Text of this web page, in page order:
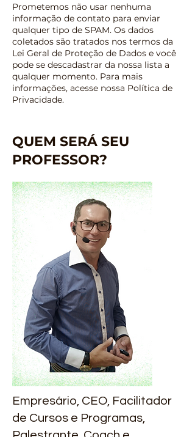
Prometemos não usar nenhuma
informação de contato para enviar
qualquer tipo de SPAM. Os dados
coletados são tratados nos termos da
Lei Geral de Proteção de Dados e você
pode se descadastrar da nossa lista a
qualquer momento. Para mais
informações, acesse nossa Política de
Privacidade.
QUEM SERÁ SEU
PROFESSOR?
Empresário, CEO, Facilitador
de Cursos e Programas,